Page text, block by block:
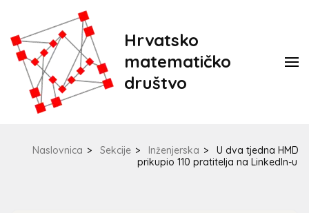
Hrvatsko
matematičko
društvo
Naslovnica > Sekcije > Inženjerska >
U dva tjedna HMD
prikupio 110 pratitelja na LinkedIn-u